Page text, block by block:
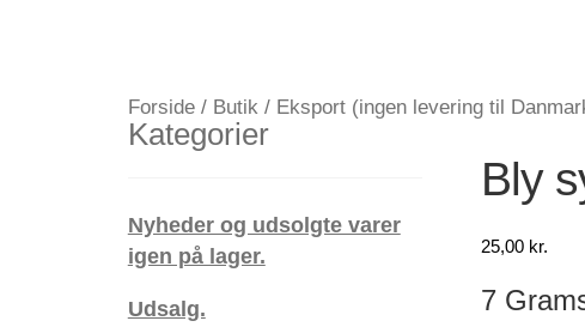
Forside/ Butik / Eksport (ingen levering til
Bly
25,00 kr.
7
Kategorier
Nyheder og udsolgte varer
igen på lager.
Udsalg.